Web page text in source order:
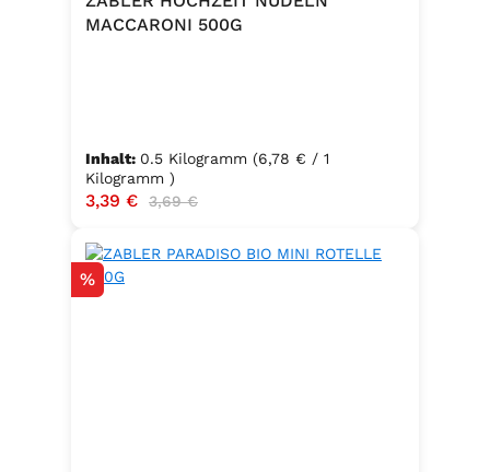
MACCARONI 500G
Inhalt: 0.5 Kilogramm (6,78 € / 1
Kilogramm )
Verkaufspreis:
3,39 € Regulärer Preis:
3,69 €
Rabatt
%